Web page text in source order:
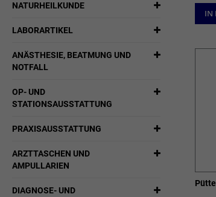
IN
NATURHEILKUNDE
LABORARTIKEL
ANÄSTHESIE, BEATMUNG UND
NOTFALL
OP- UND
STATIONSAUSSTATTUNG
PRAXISAUSSTATTUNG
ARZTTASCHEN UND
AMPULLARIEN
DIAGNOSE- UND